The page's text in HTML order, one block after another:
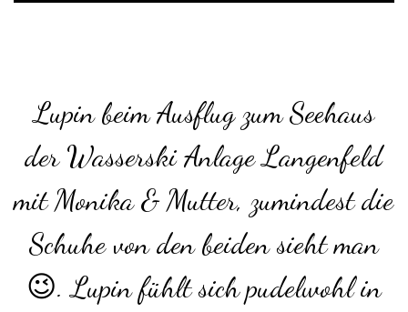
Lupin beim Ausflug zum Seehaus
der Wasserski Anlage Langenfeld
mit Monika & Mutter, zumindest die
Schuhe von den beiden sieht man
😉. Lupin fühlt sich pudelwohl in